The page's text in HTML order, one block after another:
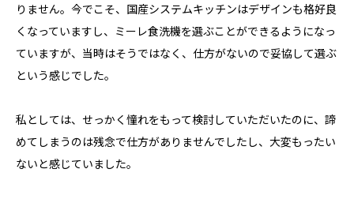
りません。今でこそ、国産システムキッチンはデザインも格好良
くなっていますし、ミーレ食洗機を選ぶことができるようになっ
ていますが、当時はそうではなく、仕方がないので妥協して選ぶ
という感じでした。
私としては、せっかく憧れをもって検討していただいたのに、諦
めてしまうのは残念で仕方がありませんでしたし、大変もったい
ないと感じていました。